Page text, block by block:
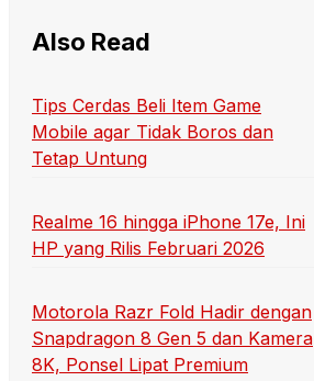
Also Read
Tips Cerdas Beli Item Game
Mobile agar Tidak Boros dan
Tetap Untung
Realme 16 hingga iPhone 17e, Ini
HP yang Rilis Februari 2026
Motorola Razr Fold Hadir dengan
Snapdragon 8 Gen 5 dan Kamera
8K, Ponsel Lipat Premium